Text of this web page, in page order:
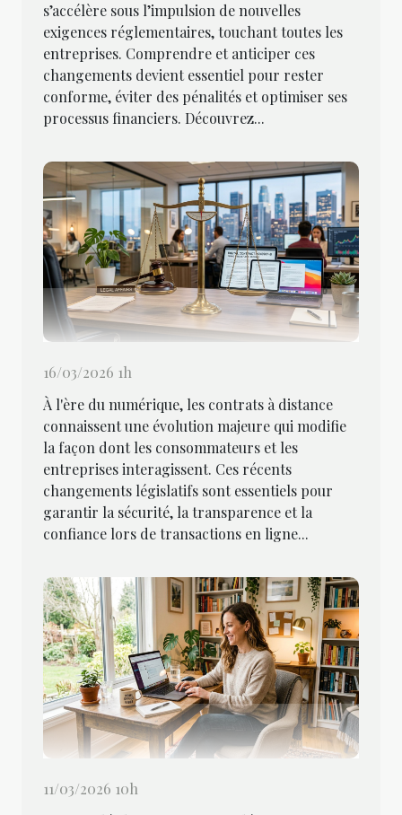
s’accélère sous l’impulsion de nouvelles
exigences réglementaires, touchant toutes les
entreprises. Comprendre et anticiper ces
changements devient essentiel pour rester
conforme, éviter des pénalités et optimiser ses
processus financiers. Découvrez...
16/03/2026 1h
À l'ère du numérique, les contrats à distance
connaissent une évolution majeure qui modifie
la façon dont les consommateurs et les
entreprises interagissent. Ces récents
changements législatifs sont essentiels pour
garantir la sécurité, la transparence et la
confiance lors de transactions en ligne...
11/03/2026 10h